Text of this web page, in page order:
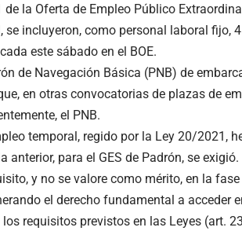
la Oferta de Empleo Público
incluyeron, como personal laboral fijo,
este sábado en el BOE.
de Navegación Básica (PNB) de
en otras convocatorias de plazas de
el PNB.
temporal, regido por la Ley 20/2021,
para el GES de Padrón, se exigió.
y no se valore como mérito, en la
el derecho fundamental a acceder
requisitos previstos en las Leyes (art.